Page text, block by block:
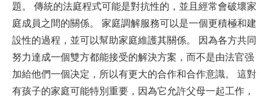
題。 傳統的法庭程式可能是對抗性的，並且經常會破壞家
庭成員之間的關係。 家庭調解服務可以是一個更積極和建
設性的過程，並可以幫助家庭維護其關係。 因為各方共同
努力達成一個雙方都能接受的解決方案，而不是由法官强
加給他們一個决定，所以有更大的合作和合作意識。 這對
有孩子的家庭可能特別重要，因為它允許父母一起工作，